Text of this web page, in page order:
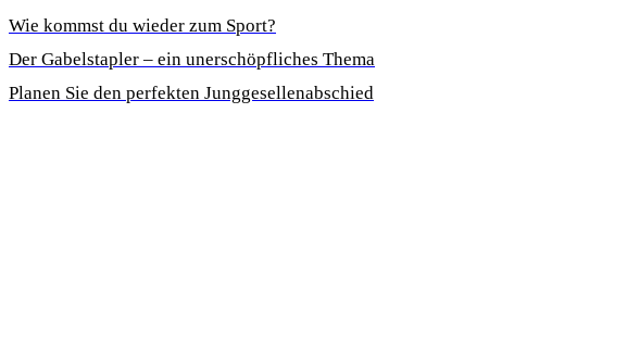
Wie kommst du wieder zum Sport?
Der Gabelstapler – ein unerschöpfliches Thema
Planen Sie den perfekten Junggesellenabschied